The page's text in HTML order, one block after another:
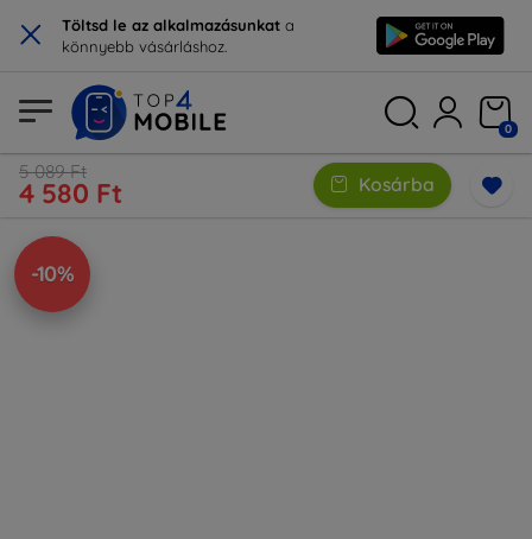
× Töltsd le az alkalmazásunkat a
könnyebb vásárláshoz.
0
5 089 Ft
4 580 Ft Kosárba
-10%